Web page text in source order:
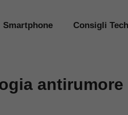
Smartphone Consigli Tech
antirumore